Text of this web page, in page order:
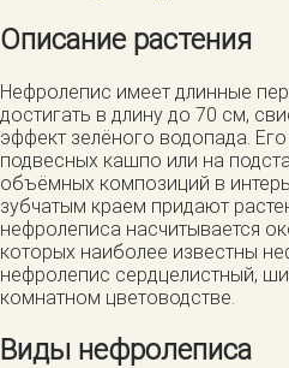
Описание растения
Нефролепис имеет длинные
достигать в длину до 70 см,
эффект зелёного водопада.
подвесных кашпо или на
объёмных композиций в
зубчатым краем придают
нефролеписа насчитывается
которых наиболее известны
нефролепис сердцелистный,
комнатном цветоводстве.
Виды нефролеписа